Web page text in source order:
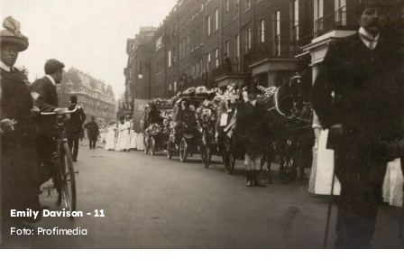
Emily Davison - 11
Foto: Profimedia